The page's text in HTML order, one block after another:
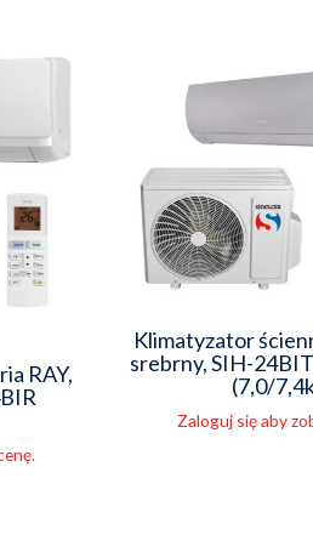
RAY,
Klimatyzator
srebrny, SIH-
(7,0/
Zaloguj się aby